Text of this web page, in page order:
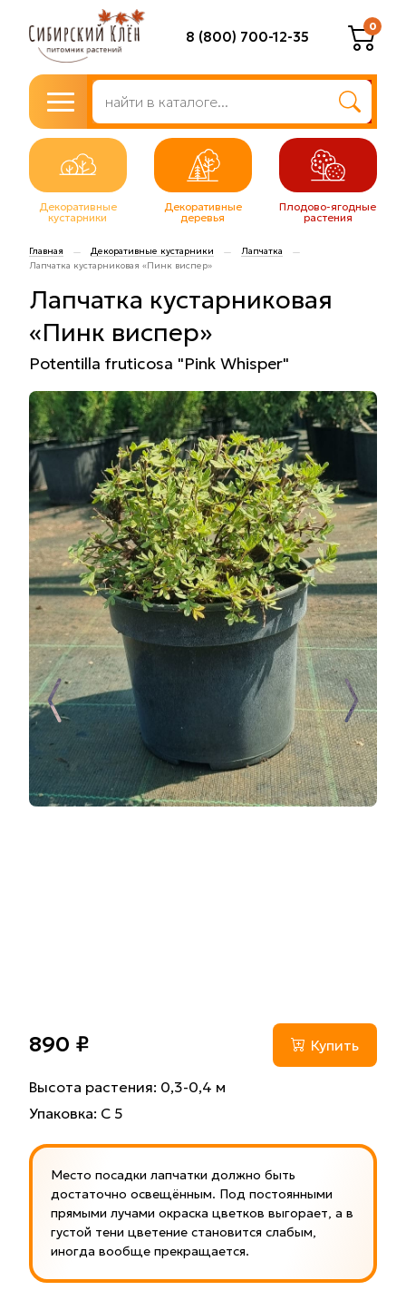
8 (800) 700-12-35
0
Декоративные
кустарники
Декоративные
деревья
Плодово-ягодные
растения
Главная — Декоративные кустарники — Лапчатка
—
Лапчатка кустарниковая «Пинк виспер»
Лапчатка кустарниковая
«Пинк виспер»
Potentilla fruticosa "Pink Whisper"
890 ₽ Купить
Высота растения: 0,3-0,4 м
Упаковка: С 5
Место посадки лапчатки должно быть
достаточно освещённым. Под постоянными
прямыми лучами окраска цветков выгорает, а в
густой тени цветение становится слабым,
иногда вообще прекращается.